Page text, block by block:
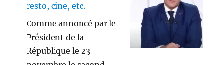
resto, cine, etc.
Comme annoncé par le
Président de la
République le 23